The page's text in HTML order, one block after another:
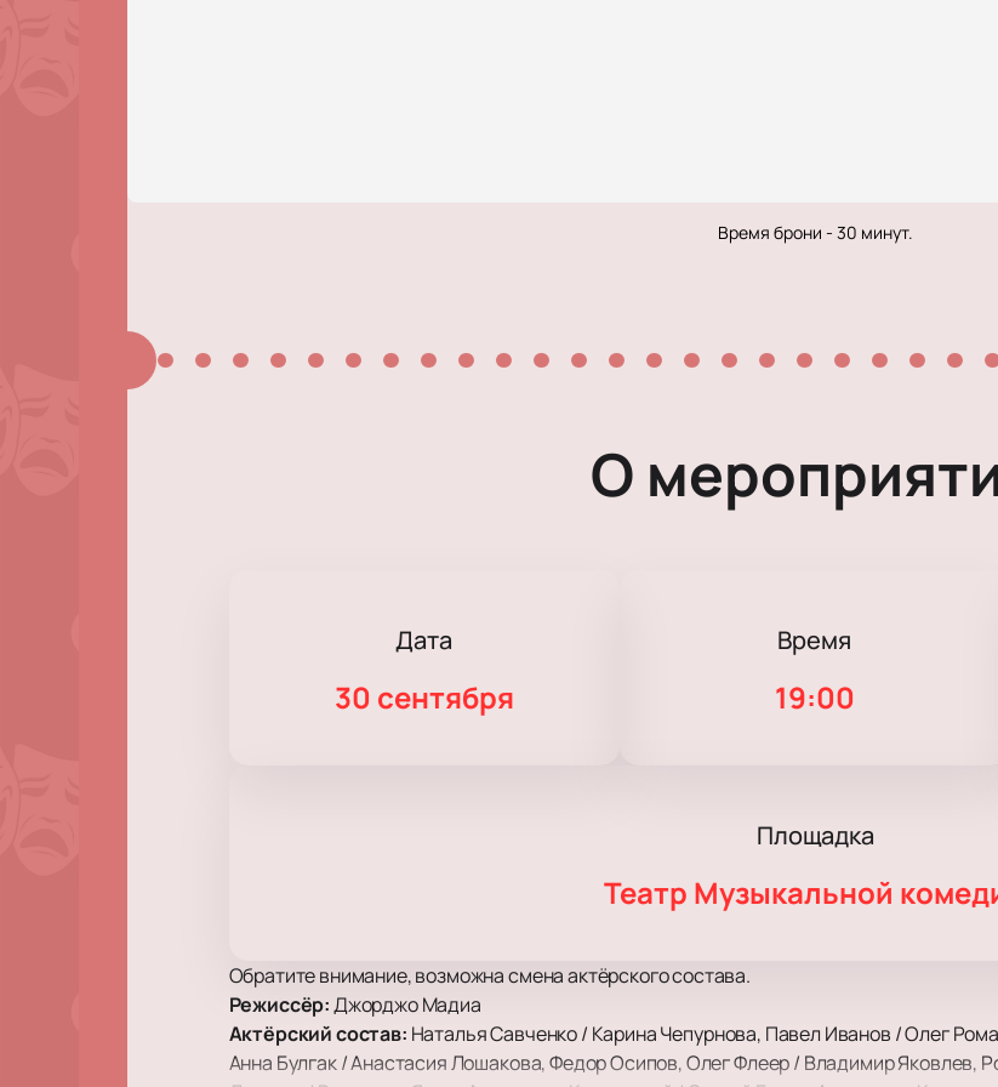
Время брони - 30 минут.
О
Дата
30 сентября
Время
19:00
Площадка
Театр Музыкальной
Обратите внимание, возможна смена актёрского состава.
Режиссёр:Джорджо Мадиа
Актёрский состав: Наталья Савченко / Карина Чепурнова, Павел Иванов / Олег
Анна Булгак / Анастасия Лошакова, Федор Осипов, Олег Флеер / Владимир Яковлев,